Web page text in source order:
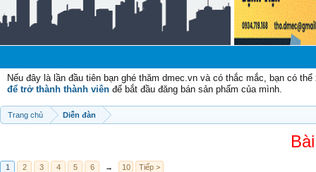
Nếu đây là lần đầu tiên bạn ghé thăm dmec.vn và có thắc mắc, bạn có
để trở thành thành viên để bắt đầu đăng bán sản phẩm của mình.
Trang chủ Diễn đàn
1 2 3 4 5 6 → 10 Tiếp >